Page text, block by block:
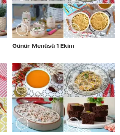
Günün Menüsü 1 Ekim